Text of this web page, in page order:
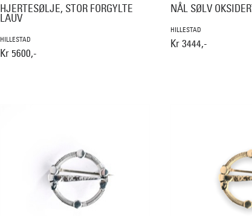
HJERTESØLJE, STOR FORGYLTE
LAUV
HILLESTAD
Kr 5600,-
NÅL SØLV
HILLESTAD
Kr 3444,-